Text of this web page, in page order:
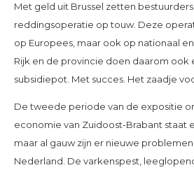
Met geld uit Brussel zetten
reddingsoperatie op touw. Deze
op Europees, maar ook op nationaal
Rijk en de provincie doen daarom ook
subsidiepot. Met succes. Het zaadje
De tweede periode van de expositie
economie van Zuidoost-Brabant staat
maar al gauw zijn er nieuwe
Nederland. De varkenspest,